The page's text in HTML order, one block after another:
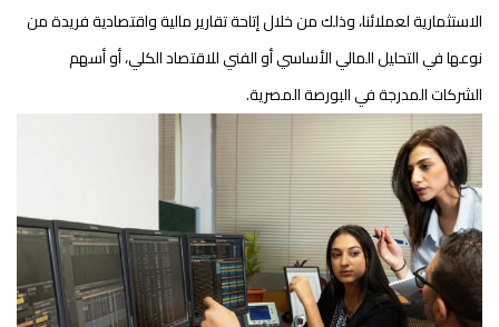
الاستثمارية لعملائنا، وذلك من خلال إتاحة تقارير مالية واقتصادية فريدة من
نوعها في التحليل المالي الأساسي أو الفني للاقتصاد الكلي، أو أسهم
الشركات المدرجة في البورصة المصرية.